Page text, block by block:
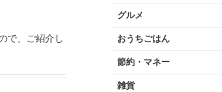
で、ご紹介し
グルメ
おうちごはん
節約・マネー
雑貨